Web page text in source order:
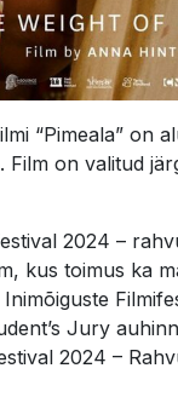
“Pimeala” on
Film on valitud
2024 –
kus toimus ka
Jury
2024 –